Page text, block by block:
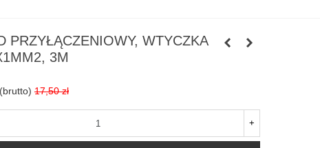
PRZYŁĄCZENIOWY, WTYCZKA
3M
(brutto) 17,50 zł
+